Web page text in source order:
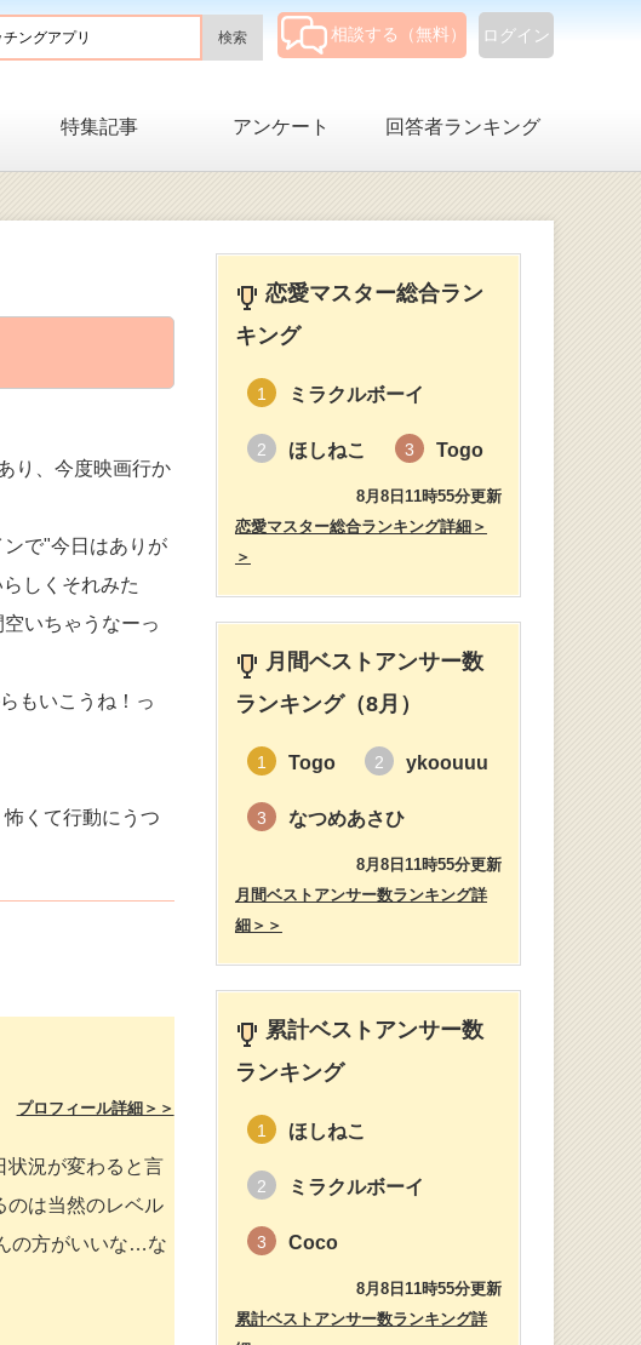
ログイン
相談する（無料）
特集記事 アンケート 回答者ランキング
り、今度映画行か
で"今日はありが
しくそれみた
いちゃうなーっ
もいこうね！っ
くて行動にうつ
プロフィール詳細＞＞
状況が変わると言
のは当然のレベル
の方がいいな…な
恋愛マスター総合ラン
キング
1 ミラクルボーイ
2 ほしねこ 3 Togo
8月8日11時55分更新
恋愛マスター総合ランキング詳細＞
＞
月間ベストアンサー数
ランキング（8月）
1 Togo 2 ykoouuu
3 なつめあさひ
8月8日11時55分更新
月間ベストアンサー数ランキング詳
細＞＞
累計ベストアンサー数
ランキング
1 ほしねこ
2 ミラクルボーイ
3 Coco
8月8日11時55分更新
累計ベストアンサー数ランキング詳